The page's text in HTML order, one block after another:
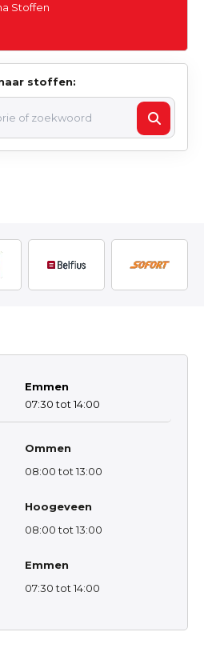
Stoffen
stoffen:
Emmen
07:30 tot 14:00
Ommen
08:00 tot 13:00
Hoogeveen
08:00 tot 13:00
Emmen
07:30 tot 14:00